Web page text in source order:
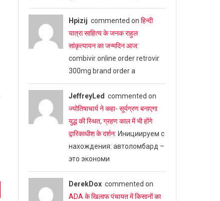
Hpizij commented on हिन्दी
यात्रा साहित्य के जनक राहुल
सांकृत्यायन का जन्‍मदिन आज:
combivir online order retrovir
300mg brand order a
JeffreyLed commented on
ज्योतिषाचार्य ने कहा- सूर्यग्रण बनाएगा
युद्ध की स्थित, ग्रहण काल में भी होंगे
द्वारिकाधीश के दर्शन: Инициируем с
нахождения: автоломбард –
это экономи
DerekDoxcommented on
ADA के खिलाफ पंचायत में किसानों का